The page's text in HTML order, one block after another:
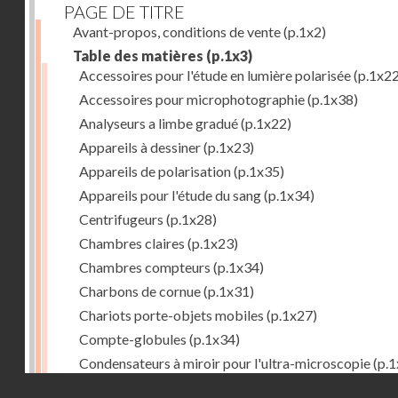
PAGE DE TITRE
Avant-propos, conditions de vente(p.1x2)
Table des matières (p.1x3)
Accessoires pour l'étude en lumière polarisée
Accessoires pour microphotographie(p.1x38)
Analyseurs a limbe gradué(p.1x22)
Appareils à dessiner(p.1x23)
Appareils de polarisation(p.1x35)
Appareils pour l'étude du sang(p.1x34)
Centrifugeurs (p.1x28)
Chambres claires (p.1x23)
Chambres compteurs (p.1x34)
Charbons de cornue(p.1x31)
Chariots porte-objets mobiles (p.1x27)
Compte-globules (p.1x34)
Condensateurs à miroir pour l'ultra-microscopie